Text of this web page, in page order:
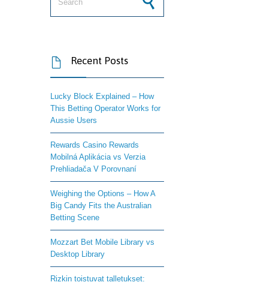
 Recent Posts
Lucky Block Explained – How
This Betting Operator Works for
Aussie Users
Rewards Casino Rewards
Mobilná Aplikácia vs Verzia
Prehliadača V Porovnaní
Weighing the Options – How A
Big Candy Fits the Australian
Betting Scene
Mozzart Bet Mobile Library vs
Desktop Library
Rizkin toistuvat talletukset: